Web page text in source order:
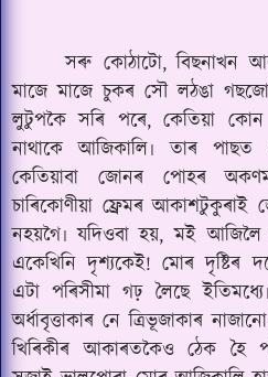
সৰু কোঠাটো, বিছনাখন
মাজে মাজে চুকৰ সৌ লঠঙা
লুটুপকৈ সৰি পৰে, কেতিয়া
নাথাকে আজিকালি৷ তাৰ
কেতিয়াবা জোনৰ পোহৰ
চাৰিকোণীয়া ফ্ৰেমৰ
নহয়গৈ৷ যদিওবা হয়, মই আজিলৈ
একেখিনি দৃশ্যকেই! মোৰ
এটা পৰিসীমা গঢ় লৈছে
অৰ্ধাবৃত্তাকাৰ নে ত্ৰিভূজাকাৰ
খিৰিকীৰ আকাৰতকৈও ঠেক হৈ